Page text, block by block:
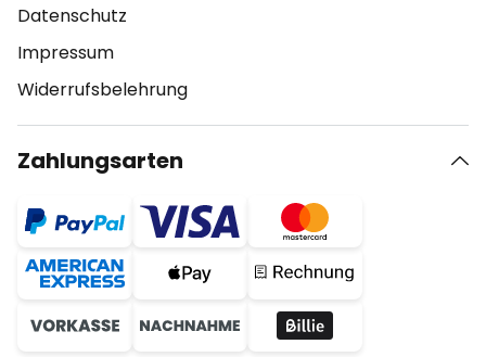
Datenschutz
Impressum
Widerrufsbelehrung
Zahlungsarten